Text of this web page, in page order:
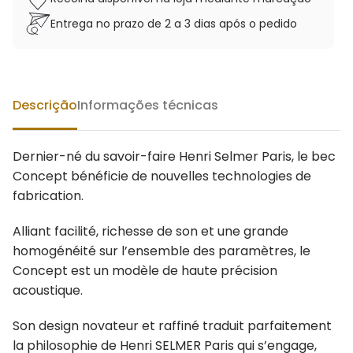
Entrega no prazo de 2 a 3 dias após o pedido
DescriçãoInformações técnicas
Dernier-né du savoir-faire Henri Selmer Paris, le bec
Concept bénéficie de nouvelles technologies de
fabrication.
Alliant facilité, richesse de son et une grande
homogénéité sur l’ensemble des paramètres, le
Concept est un modèle de haute précision
acoustique.
Son design novateur et raffiné traduit parfaitement
la philosophie de Henri SELMER Paris qui s’engage,